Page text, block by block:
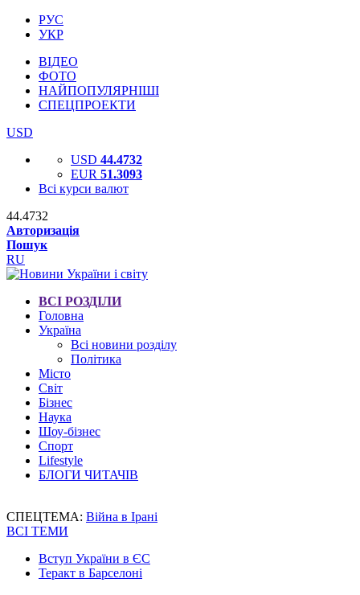
РУС
УКР
ВІДЕО
ФОТО
НАЙПОПУЛЯРНІШІ
СПЕЦПРОЕКТИ
USD
USD 44.4732
EUR 51.3093
Всі курси валют
44.4732
Авторизація
Пошук
RU
ВСІ РОЗДІЛИ
Головна
Україна
Всі новини розділу
Політика
Місто
Світ
Бізнес
Наука
Шоу-бізнес
Спорт
Lifestyle
БЛОГИ ЧИТАЧІВ
СПЕЦТЕМА: Війна в Ірані
ВСІ ТЕМИ
Вступ України в ЄС
Теракт в Барселоні